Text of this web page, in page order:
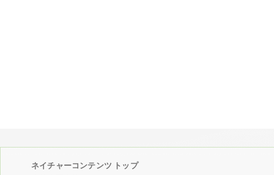
ネイチャーコンテンツ トップ